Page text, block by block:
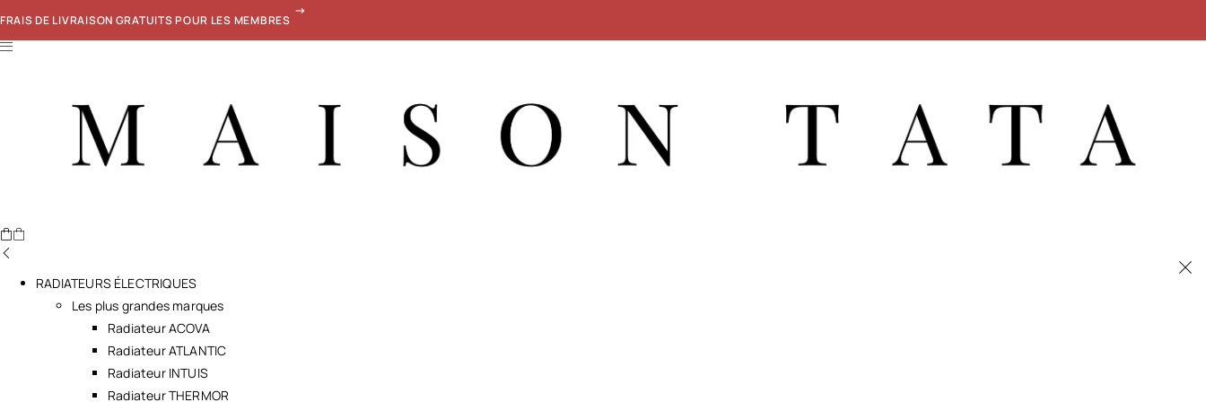
FRAIS DE LIVRAISON GRATUITS POUR LES MEMBRES
RADIATEURS ÉLECTRIQUES
Les plus grandes marques
Radiateur ACOVA
Radiateur ATLANTIC
Radiateur INTUIS
Radiateur THERMOR